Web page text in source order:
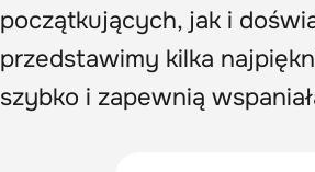
początkujących, jak i
przedstawimy kilka
szybko i zapewnią